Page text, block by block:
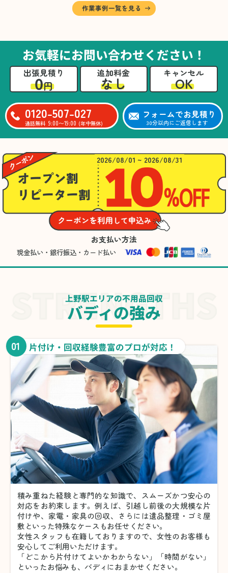
に仕分けしました。
A様から「手際よく進めてくれて助かりまし
るのは難しかったと思います」との温かいお言
葉をいただきました。遺品整理という心の負担
が大きい作業において、少しでもA様の力にな
れたことをスタッフ一同嬉しく思います。
作業事例一覧を見る
お気軽にお問い合わせください！
出張見積り
0円
追加料金
なし
キャンセル
OK
0120-507-027
通話無料 9:00〜19:00 (年中無休)
フォームでお見積り
30分以内にご返信します
2026/08/01 ~ 2026/08/31
お支払い方法
現金払い・銀行振込・カード払い
上野駅エリアの不用品回収
バディの強み
01 片付け・回収経験豊富のプロが対応！
積み重ねた経験と専門的な知識で、スムーズかつ安心の
対応をお約束します。例えば、引越し前後の大規模な片
付けや、家電・家具の回収、さらには遺品整理・ゴミ屋
敷といった特殊なケースもお任せください。
女性スタッフも在籍しておりますので、女性のお客様も
安心してご利用いただけます。
「どこから片付けてよいかわからない」「時間がない」
といったお悩みも、バディにおまかせください。